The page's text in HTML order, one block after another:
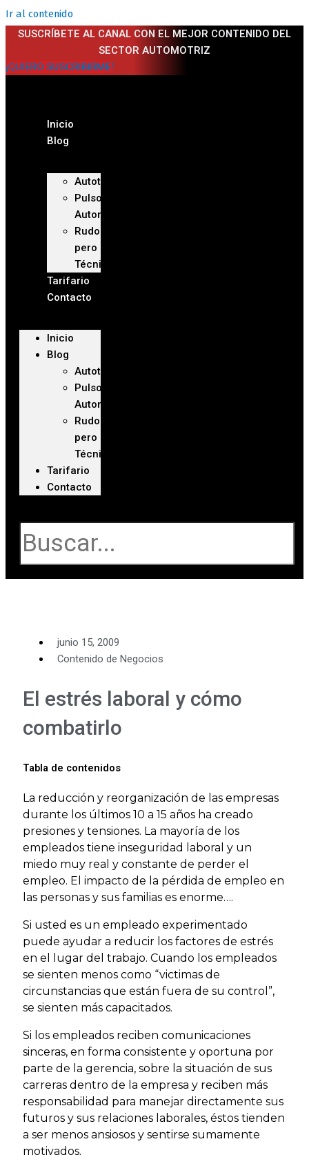
Ir al contenido
SUSCRÍBETE AL CANAL CON EL MEJOR CONTENIDO DEL
SECTOR AUTOMOTRIZ
¡QUIERO SUSCRIBIRME!
Inicio
Blog
Autoteca
Pulso
Automotriz
Rudo
pero
Técnico
Tarifario
Contacto
Inicio
Blog
Autoteca
Pulso
Automotriz
Rudo
pero
Técnico
Tarifario
Contacto
junio 15, 2009
Contenido de Negocios
El estrés laboral y cómo
combatirlo
Tabla de contenidos
La reducción y reorganización de las empresas
durante los últimos 10 a 15 años ha creado
presiones y tensiones. La mayoría de los
empleados tiene inseguridad laboral y un
miedo muy real y constante de perder el
empleo. El impacto de la pérdida de empleo en
las personas y sus familias es enorme….
Si usted es un empleado experimentado
puede ayudar a reducir los factores de estrés
en el lugar del trabajo. Cuando los empleados
se sienten menos como “victimas de
circunstancias que están fuera de su control”,
se sienten más capacitados.
Si los empleados reciben comunicaciones
sinceras, en forma consistente y oportuna por
parte de la gerencia, sobre la situación de sus
carreras dentro de la empresa y reciben más
responsabilidad para manejar directamente sus
futuros y sus relaciones laborales, éstos tienden
a ser menos ansiosos y sentirse sumamente
motivados.